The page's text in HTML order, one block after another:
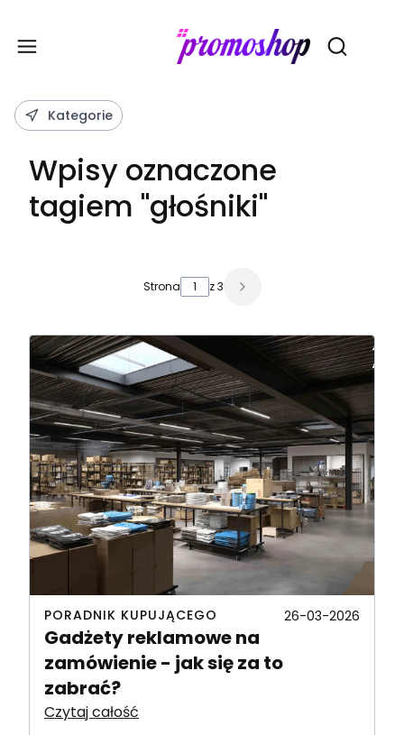
Otwórz
Kategorie
Wpisy oznaczone
tagiem "głośniki"
Strona z 3 Następne wpisy
PORADNIK KUPUJĄCEGO 26-03-2026
Gadżety reklamowe na
zamówienie - jak się za to
zabrać?
Czytaj całość